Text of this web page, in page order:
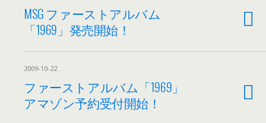
MSG ファーストアルバム
「1969」発売開始！
2009-10-22
ファーストアルバム「1969」
アマゾン予約受付開始！